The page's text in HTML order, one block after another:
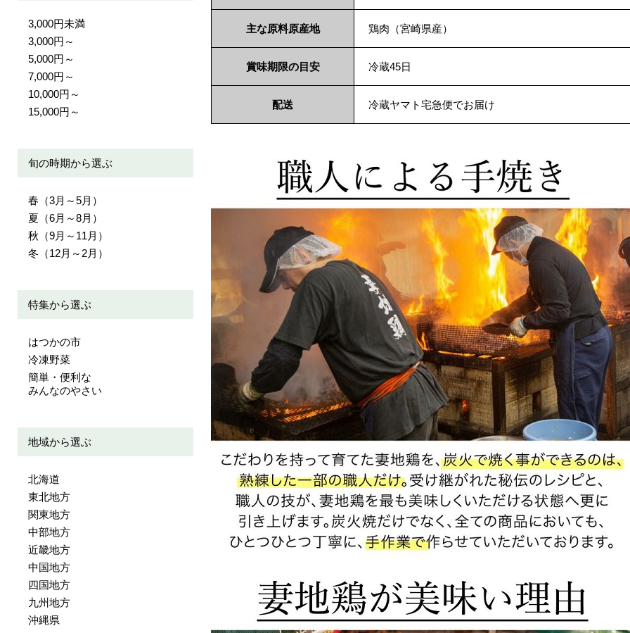
3,000円未満
3,000円～
5,000円～
7,000円～
10,000円～
15,000円～
旬の時期から選ぶ
春（3月～5月）
夏（6月～8月）
秋（9月～11月）
冬（12月～2月）
特集から選ぶ
はつかの市
冷凍野菜
簡単・便利な
みんなのやさい
地域から選ぶ
北海道
東北地方
関東地方
中部地方
近畿地方
中国地方
四国地方
九州地方
沖縄県
主な原料原産地 鶏肉（宮崎県産）
賞味期限の目安 冷蔵45日
配送 冷蔵ヤマト宅急便でお届け